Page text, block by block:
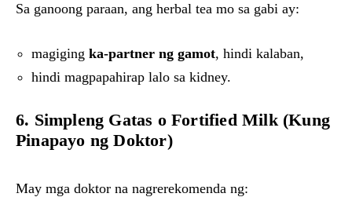
Sa ganoong paraan, ang herbal tea mo sa gabi ay:
magiging ka-partner ng gamot, hindi kalaban,
hindi magpapahirap lalo sa kidney.
6. Simpleng Gatas o Fortified Milk (Kung
Pinapayo ng Doktor)
May mga doktor na nagrerekomenda ng: